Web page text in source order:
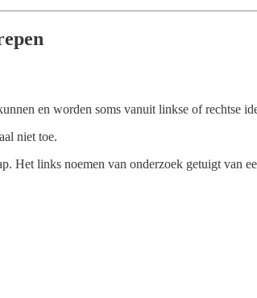
en worden soms vanuit linkse of rechtse
niet toe.
Het links noemen van onderzoek getuigt van